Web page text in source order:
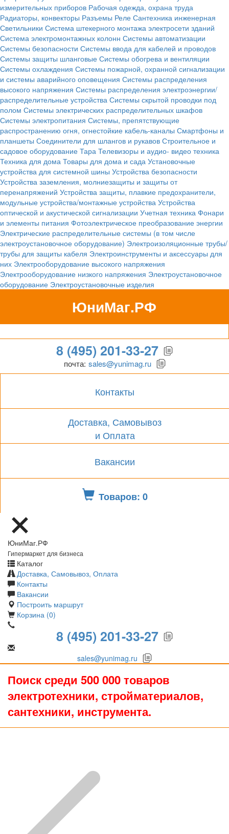
измерительных приборов Рабочая одежда, охрана труда
Радиаторы, конвекторы Разъемы Реле Сантехника инженерная
Светильники Система штекерного монтажа электросети зданий
Система электромонтажных колонн Системы автоматизации
Системы безопасности Системы ввода для кабелей и проводов
Системы защиты шланговые Системы обогрева и вентиляции
Системы охлаждения Системы пожарной, охранной сигнализации
и системы аварийного оповещения Системы распределения
высокого напряжения Системы распределения электроэнергии/
распределительные устройства Системы скрытой проводки под
полом Системы электрических распределительных шкафов
Системы электропитания Системы, препятствующие
распространению огня, огнестойкие кабель-каналы Смартфоны и
планшеты Соединители для шлангов и рукавов Строительное и
садовое оборудование Тара Телевизоры и аудио- видео техника
Техника для дома Товары для дома и сада Установочные
устройства для системной шины Устройства безопасности
Устройства заземления, молниезащиты и защиты от
перенапряжений Устройства защиты, плавкие предохранители,
модульные устройства/монтажные устройства Устройства
оптической и акустической сигнализации Учетная техника Фонари
и элементы питания Фотоэлектрическое преобразование энергии
Электрические распределительные системы (в том числе
электроустановочное оборудование) Электроизоляционные трубы/
трубы для защиты кабеля Электроинструменты и аксессуары для
них Электрооборудование высокого напряжения
Электрооборудование низкого напряжения Электроустановочное
оборудование Электроустановочные изделия
ЮниМаг.РФ
Гипермаркет для бизнеса
8 (495) 201-33-27
почта: sales@yunimag.ru
Контакты
Доставка, Самовывоз
и Оплата
Вакансии
Товаров: 0
ЮниМаг.РФ
Гипермаркет для бизнеса
Каталог
Доставка, Самовывоз, Оплата
Контакты
Вакансии
Построить маршрут
Корзина (0)
8 (495) 201-33-27
sales@yunimag.ru
Поиск среди 500 000 товаров
электротехники, стройматериалов,
сантехники, инструмента.